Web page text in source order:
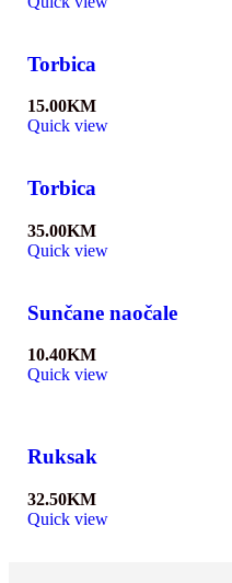
Torbica
15.00KM
Quick view
Torbica
35.00KM
Quick view
Sunčane naočale
10.40KM
Quick view
Ruksak
32.50KM
Quick view